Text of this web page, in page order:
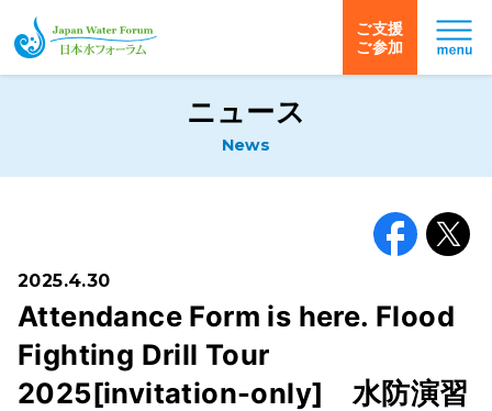
日本水フォーラム
ご支援
ご参加
ニュース
News
2025.4.30
Attendance Form is here. Flood
Fighting Drill Tour
2025[invitation-only] 水防演習